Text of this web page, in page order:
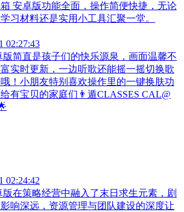
安卓版功能全面，操作简便快捷，无论
习材料还是实用小工具汇聚一堂。
02:27:43
版简直是孩子们的快乐源泉，画面温馨不
实时更新，一边听歌还能摇一摇切换歌
！小朋友特别喜欢操作里的一键换肤功
有宝贝的家庭们👨‍遁️CLASSES CAL@
02:24:42
在策略经营中融入了末日求生元素，剧
响深远，资源管理与团队建设的深度让